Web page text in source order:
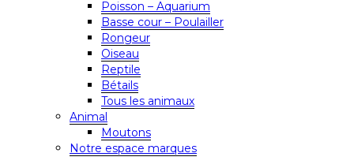
Poisson – Aquarium
Basse cour – Poulailler
Rongeur
Oiseau
Reptile
Bétails
Tous les animaux
Animal
Moutons
Notre espace marques